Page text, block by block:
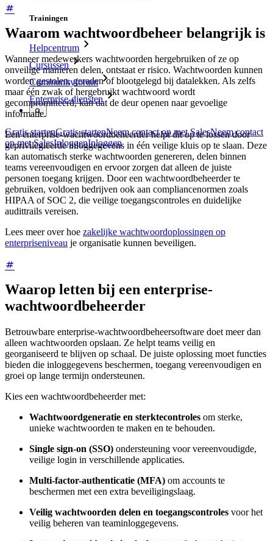
Trainingen
Helpcentrum
Cursussen
Communityforum
Enterprise-diensten
Gratis startenGratis startenNeem contact op met SalesNeem contact
op met SalesInloggenInloggen
Waarom wachtwoordbeheer belangrijk is
Wanneer medewerkers wachtwoorden hergebruiken of ze op
onveilige manieren delen, ontstaat er risico. Wachtwoorden kunnen
worden gestolen, geraden of blootgelegd bij datalekken. Als zelfs
maar één zwak of hergebruikt wachtwoord wordt
gecompromitteerd, kan dat de deur openen naar gevoelige
informatie.
Een enterprise-wachtwoordbeheerder helpt dit op te lossen door
geprivilegieerde inloggegevens in één veilige kluis op te slaan. Deze
kan automatisch sterke wachtwoorden genereren, delen binnen
teams vereenvoudigen en ervoor zorgen dat alleen de juiste
personen toegang krijgen. Door een wachtwoordbeheerder te
gebruiken, voldoen bedrijven ook aan compliancenormen zoals
HIPAA of SOC 2, die veilige toegangscontroles en duidelijke
audittrails vereisen.
Lees meer over hoe zakelijke wachtwoordoplossingen op
enterpriseniveau je organisatie kunnen beveiligen.
Waarop letten bij een enterprise-
wachtwoordbeheerder
Betrouwbare enterprise-wachtwoordbeheersoftware doet meer dan
alleen wachtwoorden opslaan. Ze helpt teams veilig en
georganiseerd te blijven op schaal. De juiste oplossing moet functies
bieden die inloggegevens beschermen, toegang vereenvoudigen en
groei op lange termijn ondersteunen.
Kies een wachtwoordbeheerder met:
Wachtwoordgeneratie en sterktecontroles om sterke,
unieke wachtwoorden te maken en te behouden.
Single sign-on (SSO) ondersteuning voor vereenvoudigde,
veilige login in verschillende applicaties.
Multi-factor-authenticatie (MFA) om accounts te
beschermen met een extra beveiligingslaag.
Veilig wachtwoorden delen en toegangscontroles voor het
veilig beheren van teaminloggegevens.